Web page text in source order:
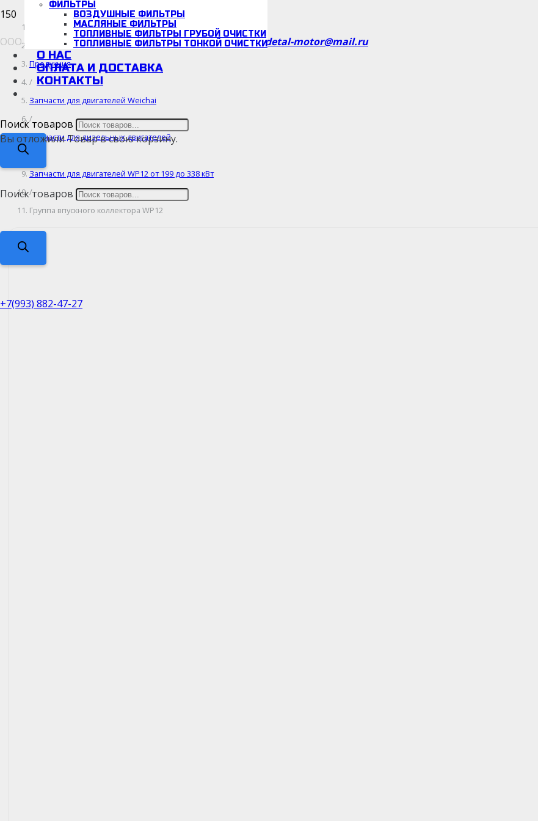
ООО «Детальмотор», ИНН/КПП: 5038166942/670001001detal-motor@mail.ru
ФИЛЬТРЫ
ВОЗДУШНЫЕ ФИЛЬТРЫ
МАСЛЯНЫЕ ФИЛЬТРЫ
ТОПЛИВНЫЕ ФИЛЬТРЫ ГРУБОЙ ОЧИСТКИ
ТОПЛИВНЫЕ ФИЛЬТРЫ ТОНКОЙ ОЧИСТКИ
О НАС
ОПЛАТА И ДОСТАВКА
КОНТАКТЫ
Вы отложилиТоварв свою корзину.
Поиск товаров
+7(993) 882-47-27
Поиск товаров
Продукция
/
Запчасти для двигателей Weichai
/
Запчасти для дизельных двигателей
Запчасти для двигателей WP12 от 199 до 338 кВт
/
Группа впускного коллектора WP12